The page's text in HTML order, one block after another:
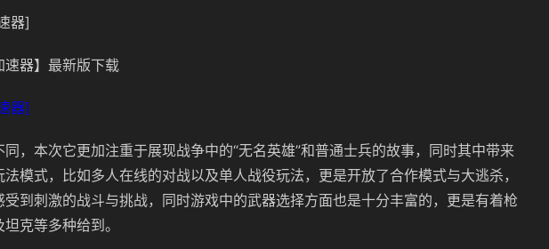
器]
速器】最新版下载
器]
，本次它更加注重于展现战争中的“无名英雄”和普通士兵的故事，同时其中带来
法模式，比如多人在线的对战以及单人战役玩法，更是开放了合作模式与大逃杀，
受到刺激的战斗与挑战，同时游戏中的武器选择方面也是十分丰富的，更是有着枪
克等多种给到。